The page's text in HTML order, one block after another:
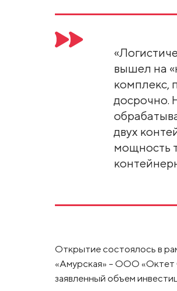
вышел на
комплекс,
досрочно.
двух
мощность
Открытие состоялось в
«Амурская» - ООО «Октет
заявленный объем